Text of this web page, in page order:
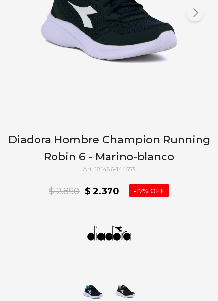
Diadora Hombre Champion Running
Robin 6 - Marino-blanco
181486-144553
$ 2.370
$ 2.890 17